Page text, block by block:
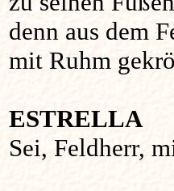
denn aus dem
mit Ruhm
ESTRELLA
Sei, Feldherr,